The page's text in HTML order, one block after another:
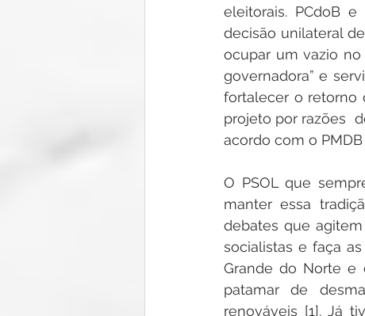
eleitorais. PCdoB
decisão unilateral
ocupar um vazio
governadora” e
fortalecer o retorno
projeto por razões
acordo com o
O PSOL que
manter essa
debates que
socialistas e faça
Grande do Norte e
patamar de
renováveis [1]. Já